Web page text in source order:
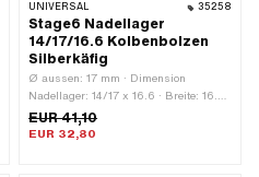
UNIVERSAL 35258
Stage6 Nadellager
14/17/16.6 Kolbenbolzen
Silberkäfig
Ø aussen: 17 mm · Dimension
Nadellager: 14/17 x 16.6 · Breite: 16.6
mm · Hersteller: Stage6 · Lagerkäfig:
Silberkäfig · Lagerart:
EUR 41,10
EUR 32,80